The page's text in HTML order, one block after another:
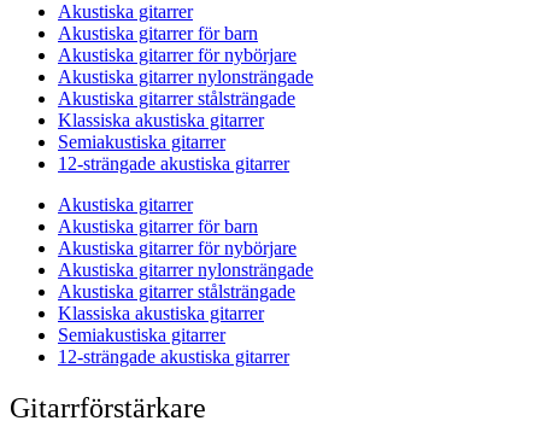
Akustiska gitarrer
Akustiska gitarrer för barn
Akustiska gitarrer för nybörjare
Akustiska gitarrer nylonsträngade
Akustiska gitarrer stålsträngade
Klassiska akustiska gitarrer
Semiakustiska gitarrer
12-strängade akustiska gitarrer
Akustiska gitarrer
Akustiska gitarrer för barn
Akustiska gitarrer för nybörjare
Akustiska gitarrer nylonsträngade
Akustiska gitarrer stålsträngade
Klassiska akustiska gitarrer
Semiakustiska gitarrer
12-strängade akustiska gitarrer
Gitarrförstärkare